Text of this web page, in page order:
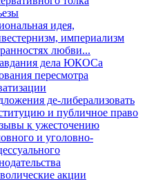
идея,
империализм
любви...
дела ЮКОСа
пересмотра
де-либерализовать
и публичное право
к ужесточению
и уголовно-
акции